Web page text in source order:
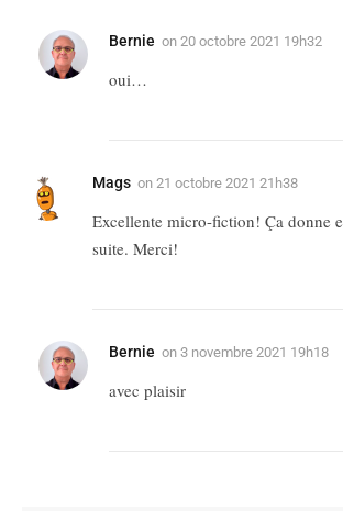
Bernie on 20 octobre 2021 19h32
oui…
Mags on 21 octobre 2021 21h38
Excellente micro-fiction! Ça donne
suite. Merci!
Bernie on 3 novembre 2021 19h18
avec plaisir